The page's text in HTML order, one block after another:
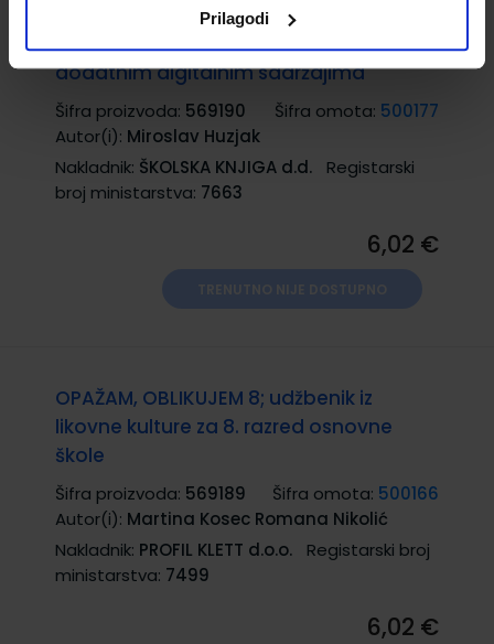
Prilagodi
MOJE BOJE 8; udžbenik likovne kulture u
osmom razredu osnovne škole s
dodatnim digitalnim sadržajima
Šifra proizvoda: 569190 Šifra omota: 500177
Autor(i): Miroslav Huzjak
Nakladnik: ŠKOLSKA KNJIGA d.d.
Registarski
broj ministarstva: 7663
6,02 €
OPAŽAM, OBLIKUJEM 8; udžbenik iz
likovne kulture za 8. razred osnovne
škole
Šifra proizvoda: 569189 Šifra omota: 500166
Autor(i): Martina Kosec Romana Nikolić
Nakladnik: PROFIL KLETT d.o.o.
Registarski broj
ministarstva: 7499
6,02 €